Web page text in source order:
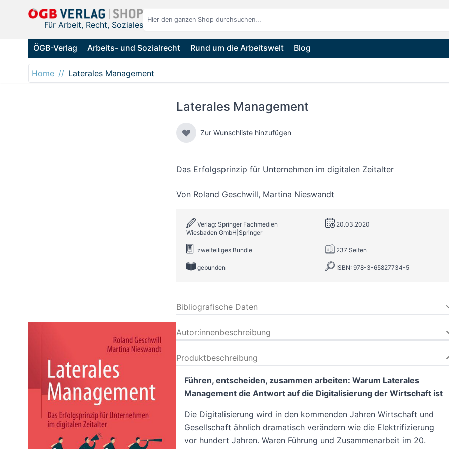
Direkt zum Inhalt
Für Arbeit, Recht, Soziales
ÖGB-Verlag Arbeits- und Sozialrecht Rund um die Arbeitswelt Blog
Home Laterales Management
Laterales Management
Zur Wunschliste hinzufügen
Das Erfolgsprinzip für Unternehmen im digitalen Zeitalter
Von Roland Geschwill, Martina Nieswandt
Verlag: Springer Fachmedien
Wiesbaden GmbH|Springer
20.03.2020
zweiteiliges Bundle 237 Seiten
gebunden ISBN: 978-3-65827734-5
Bibliografische Daten
Autor:innenbeschreibung
Produktbeschreibung
Führen, entscheiden, zusammen arbeiten: Warum Laterales
Management die Antwort auf die Digitalisierung der Wirtschaft ist
Die Digitalisierung wird in den kommenden Jahren Wirtschaft und
Gesellschaft ähnlich dramatisch verändern wie die Elektrifizierung
vor hundert Jahren. Waren Führung und Zusammenarbeit im 20.